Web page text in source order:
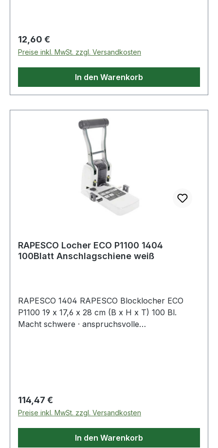
Regulärer Preis:
12,60 €
Preise inkl. MwSt. zzgl. Versandkosten
In den Warenkorb
RAPESCO Locher ECO P1100 1404
100Blatt Anschlagschiene weiß
RAPESCO 1404 RAPESCO Blocklocher ECO
P1100 19 x 17,6 x 28 cm (B x H x T) 100 Bl.
Macht schwere · anspruchsvolle
Schlagplatten und Stanzen zu wechseln um
maximale Stanzleistung zu gewährleisten und
der Wechsel ist leicht und einfach. Ersatzplatten
und Stanzen sind immer griffbereit in dem
Regulärer Preis:
114,47 €
Preise inkl. MwSt. zzgl. Versandkosten
In den Warenkorb